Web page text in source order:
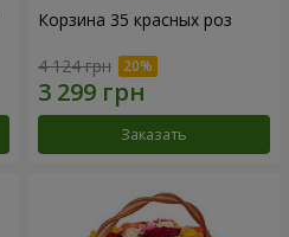
Корзина 35 красных роз
4 124 грн
Заказать